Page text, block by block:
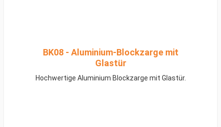
BK08 - Aluminium-Blockzarge mit
Glastür
Hochwertige Aluminium Blockzarge mit Glastür.